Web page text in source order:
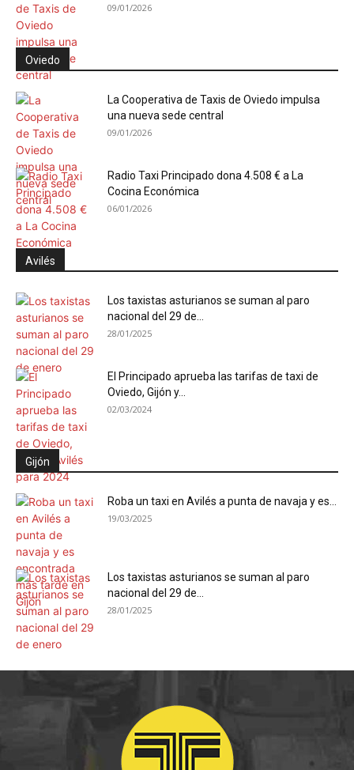
09/01/2026
Oviedo
La Cooperativa de Taxis de Oviedo impulsa
una nueva sede central
09/01/2026
Radio Taxi Principado dona 4.508 € a La
Cocina Económica
06/01/2026
Avilés
Los taxistas asturianos se suman al paro
nacional del 29 de...
28/01/2025
El Principado aprueba las tarifas de taxi de
Oviedo, Gijón y...
02/03/2024
Gijón
Roba un taxi en Avilés a punta de navaja y es...
19/03/2025
Los taxistas asturianos se suman al paro
nacional del 29 de...
28/01/2025